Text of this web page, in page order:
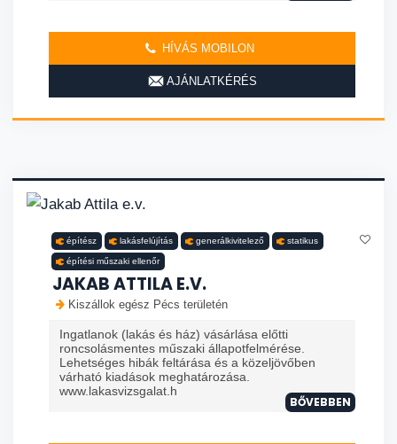
HÍVÁS MOBILON
AJÁNLATKÉRÉS
építész lakásfelújítás generálkivitelező statikus
építési műszaki ellenőr
JAKAB ATTILA E.V.
Kiszállok egész Pécs területén
Ingatlanok (lakás és ház) vásárlása előtti
roncsolásmentes műszaki állapotfelmérése.
Lehetséges hibák feltárása és a közeljövőben
várható kiadások meghatározása.
www.lakasvizsgalat.h
BŐVEBBEN